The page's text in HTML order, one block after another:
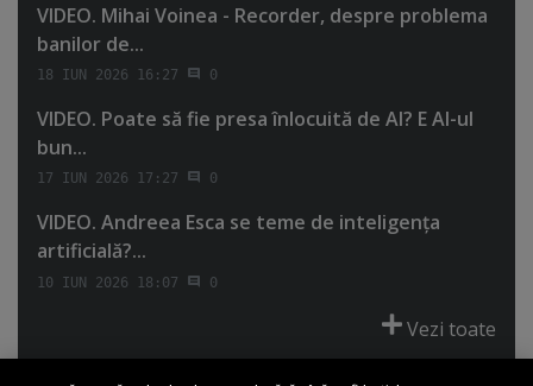
VIDEO. Mihai Voinea - Recorder, despre problema
banilor de...
18 IUN 2026 16:27 0
VIDEO. Poate să fie presa înlocuită de AI? E AI-ul
bun...
17 IUN 2026 17:27 0
VIDEO. Andreea Esca se teme de inteligenţa
artificială?...
10 IUN 2026 18:07 0
Vezi toate